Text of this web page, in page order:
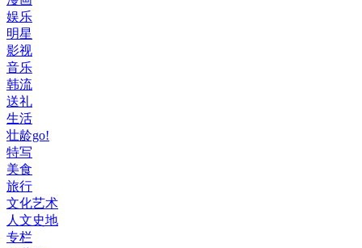
娱乐
明星
影视
音乐
韩流
送礼
生活
壮龄go!
特写
美食
旅行
文化艺术
人文史地
专栏